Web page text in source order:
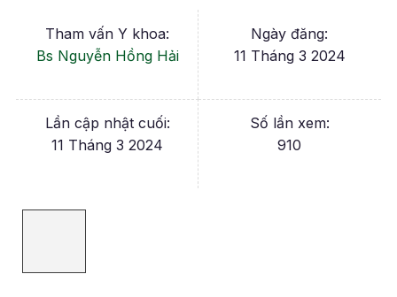
Tham vấn Y khoa:
Bs Nguyễn Hồng Hải
Ngày đăng:
11 Tháng 3 2024
Lần cập nhật cuối:
11 Tháng 3 2024
Số lần xem:
910